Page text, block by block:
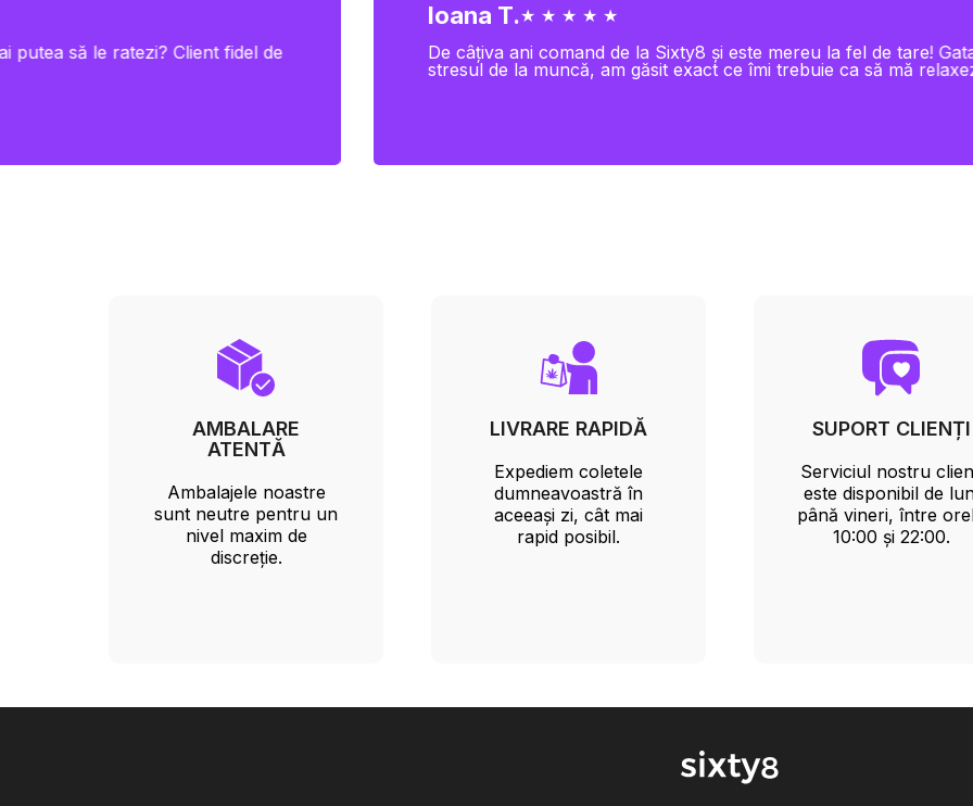
putea să le ratezi? Client fidel de
Ioana T.★ ★ ★ ★ ★
De câțiva ani comand de la Sixty8 și este mereu la fel de tare!
stresul de la muncă, am găsit exact ce îmi trebuie ca să mă
AMBALARE
ATENTĂ
Ambalajele noastre
sunt neutre pentru un
nivel maxim de
discreție.
LIVRARE RAPIDĂ
Expediem coletele
dumneavoastră în
aceeași zi, cât mai
rapid posibil.
SUPORT CLIENȚI
Serviciul nostru
este disponibil de
până vineri, între
10:00 și 22:00.